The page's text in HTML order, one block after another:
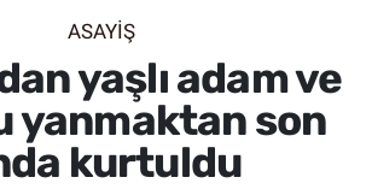
ASAYİŞ
yaşlı adam ve
yanmaktan son
kurtuldu